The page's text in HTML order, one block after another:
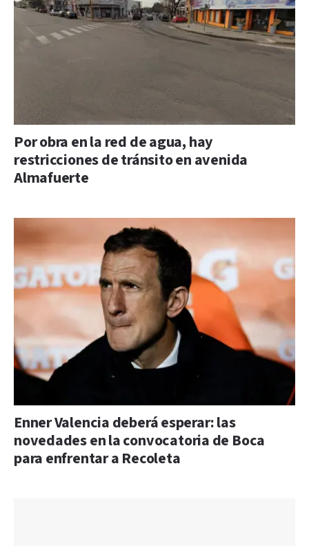
Por obra en la red de agua, hay
restricciones de tránsito en avenida
Almafuerte
Enner Valencia deberá esperar: las
novedades en la convocatoria de Boca
para enfrentar a Recoleta